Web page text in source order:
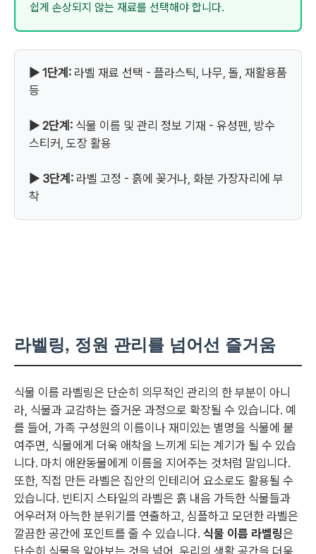
쉽게 손상되지 않는 재료를 선택해야 합니다.
▶ 1단계: 라벨 재료 선택 - 플라스틱, 나무, 돌, 재활용품
등
▶ 2단계: 식물 이름 및 관리 정보 기재 - 유성펜, 방수
스티커, 도장 활용
▶ 3단계: 라벨 고정 - 흙에 꽂거나, 화분 가장자리에 부
착
라벨링, 정원 관리를 넘어선 즐거움
식물 이름 라벨링은 단순히 의무적인 관리의 한 부분이 아니
라, 식물과 교감하는 즐거운 과정으로 확장될 수 있습니다. 예
를 들어, 가족 구성원의 이름이나 재미있는 별명을 식물에 붙
여주면, 식물에게 더욱 애착을 느끼게 되는 계기가 될 수 있습
니다. 마치 애완동물에게 이름을 지어주는 것처럼 말입니다.
또한, 직접 만든 라벨은 집안의 인테리어 요소로도 활용될 수
있습니다. 빈티지 스타일의 라벨은 흙 내음 가득한 식물들과
어우러져 아늑한 분위기를 연출하고, 심플하고 모던한 라벨은
깔끔한 공간에 포인트를 줄 수 있습니다. 식물 이름 라벨링은
단순히 식물을 알아보는 것을 넘어, 우리의 생활 공간을 더욱